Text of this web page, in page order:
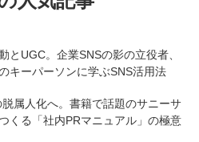
とUGC。企業SNSの影の立役者、
キーパーソンに学ぶSNS活用法
属人化へ。書籍で話題のサニーサ
くる「社内PRマニュアル」の極意